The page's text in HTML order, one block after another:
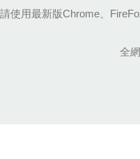
請使用最新版Chrome、
全